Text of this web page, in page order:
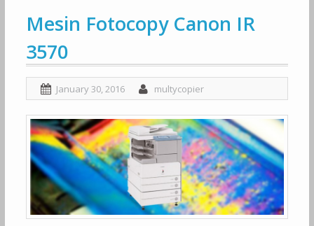
Mesin Fotocopy Canon IR
3570
January 30, 2016 multycopier